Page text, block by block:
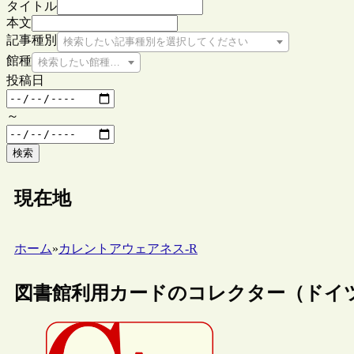
タイトル
本文
記事種別
検索したい記事種別を選択してください
館種 検索したい館種を選択してください
投稿日
～
検索
現在地
ホーム»カレントアウェアネス-R
図書館利用カードのコレクター（ドイ